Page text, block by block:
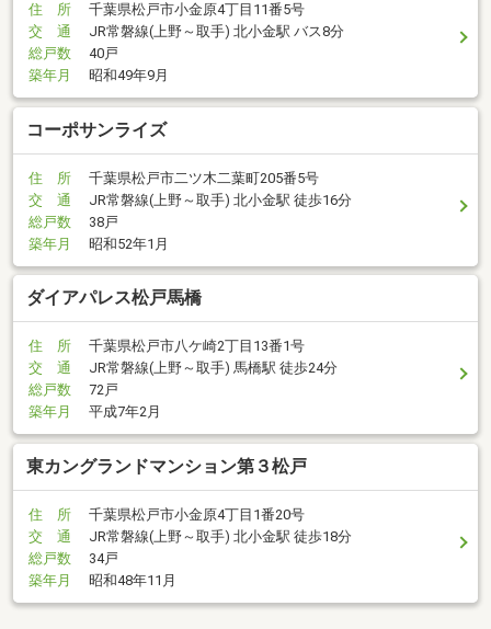
住 所
千葉県松戸市小金原4丁目11番5号
交 通
JR常磐線(上野～取手) 北小金駅 バス8分
総戸数
40戸
築年月
昭和49年9月
コーポサンライズ
住 所
千葉県松戸市二ツ木二葉町205番5号
交 通
JR常磐線(上野～取手) 北小金駅 徒歩16分
総戸数
38戸
築年月
昭和52年1月
ダイアパレス松戸馬橋
住 所
千葉県松戸市八ケ崎2丁目13番1号
交 通
JR常磐線(上野～取手) 馬橋駅 徒歩24分
総戸数
72戸
築年月
平成7年2月
東カングランドマンション第３松戸
住 所
千葉県松戸市小金原4丁目1番20号
交 通
JR常磐線(上野～取手) 北小金駅 徒歩18分
総戸数
34戸
築年月
昭和48年11月